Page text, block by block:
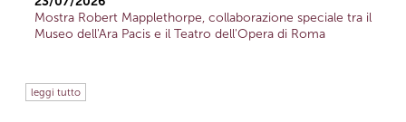
Mostra Robert Mapplethorpe, collaborazione speciale tra il
Museo dell'Ara Pacis e il Teatro dell'Opera di Roma
leggi tutto